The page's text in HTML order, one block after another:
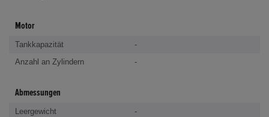
Motor
Tankkapazität
-
Anzahl an Zylindern
-
Abmessungen
Leergewicht
-